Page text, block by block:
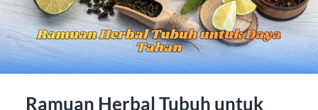
Ramuan Herbal Tubuh untuk